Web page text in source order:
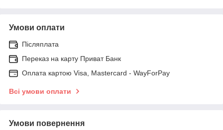
Умови оплати
Післяплата
Переказ на карту Приват Банк
Оплата картою Visa, Mastercard - WayForPay
Всі умови оплати
Умови повернення